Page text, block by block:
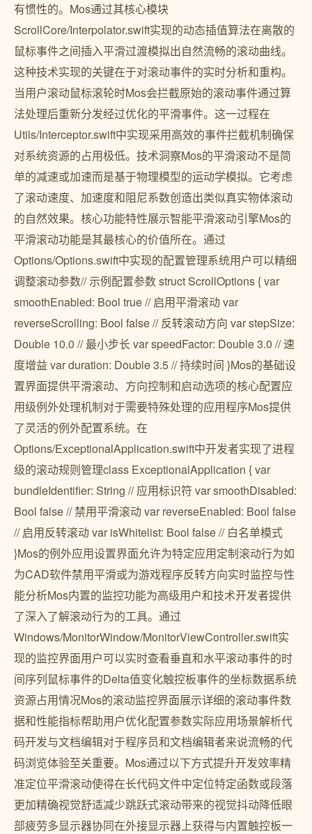
有惯性的。Mos通过其核心模块
ScrollCore/Interpolator.swift实现的动态插值算法在离散的
鼠标事件之间插入平滑过渡模拟出自然流畅的滚动曲线。
这种技术实现的关键在于对滚动事件的实时分析和重构。
当用户滚动鼠标滚轮时Mos会拦截原始的滚动事件通过算
法处理后重新分发经过优化的平滑事件。这一过程在
Utils/Interceptor.swift中实现采用高效的事件拦截机制确保
对系统资源的占用极低。技术洞察Mos的平滑滚动不是简
单的减速或加速而是基于物理模型的运动学模拟。它考虑
了滚动速度、加速度和阻尼系数创造出类似真实物体滚动
的自然效果。核心功能特性展示智能平滑滚动引擎Mos的
平滑滚动功能是其最核心的价值所在。通过
Options/Options.swift中实现的配置管理系统用户可以精细
调整滚动参数// 示例配置参数 struct ScrollOptions { var
smoothEnabled: Bool true // 启用平滑滚动 var
reverseScrolling: Bool false // 反转滚动方向 var stepSize:
Double 10.0 // 最小步长 var speedFactor: Double 3.0 // 速
度增益 var duration: Double 3.5 // 持续时间 }Mos的基础设
置界面提供平滑滚动、方向控制和启动选项的核心配置应
用级例外处理机制对于需要特殊处理的应用程序Mos提供
了灵活的例外配置系统。在
Options/ExceptionalApplication.swift中开发者实现了进程
级的滚动规则管理class ExceptionalApplication { var
bundleIdentifier: String // 应用标识符 var smoothDisabled:
Bool false // 禁用平滑滚动 var reverseEnabled: Bool false
// 启用反转滚动 var isWhitelist: Bool false // 白名单模式
}Mos的例外应用设置界面允许为特定应用定制滚动行为如
为CAD软件禁用平滑或为游戏程序反转方向实时监控与性
能分析Mos内置的监控功能为高级用户和技术开发者提供
了深入了解滚动行为的工具。通过
Windows/MonitorWindow/MonitorViewController.swift实
现的监控界面用户可以实时查看垂直和水平滚动事件的时
间序列鼠标事件的Delta值变化触控板事件的坐标数据系统
资源占用情况Mos的滚动监控界面展示详细的滚动事件数
据和性能指标帮助用户优化配置参数实际应用场景解析代
码开发与文档编辑对于程序员和文档编辑者来说流畅的代
码浏览体验至关重要。Mos通过以下方式提升开发效率精
准定位平滑滚动使得在长代码文件中定位特定函数或段落
更加精确视觉舒适减少跳跃式滚动带来的视觉抖动降低眼
部疲劳多显示器协同在外接显示器上获得与内置触控板一